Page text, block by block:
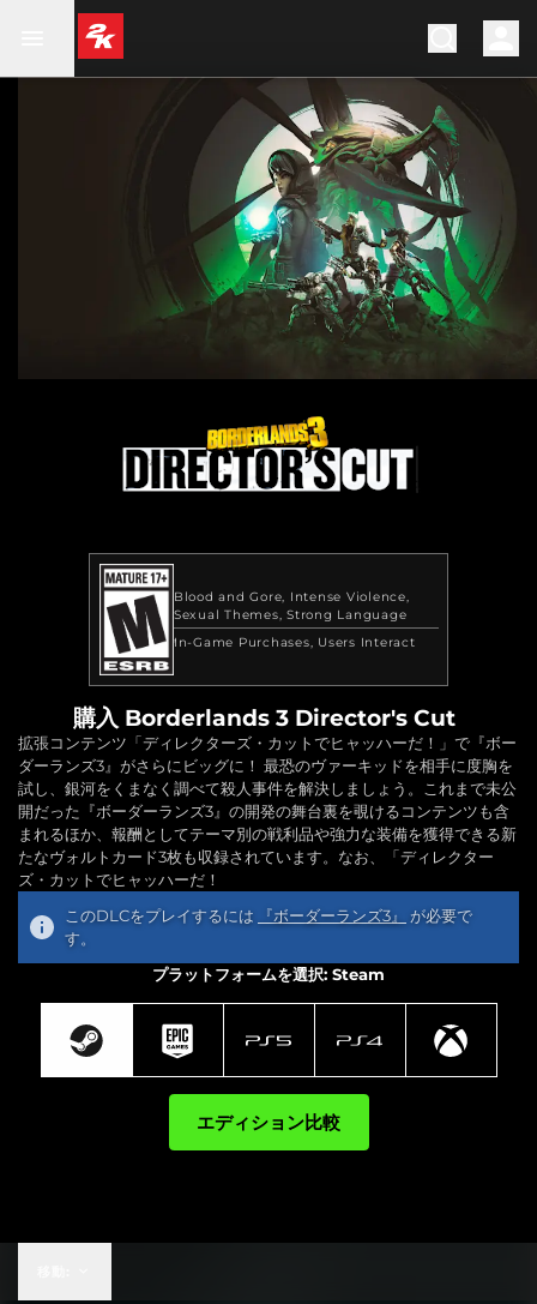
Blood and Gore Intense Violence
Sexual Themes Strong Language
In-Game Purchases
Users Interact
購入 Borderlands 3 Director's Cut
拡張コンテンツ「ディレクターズ・カットでヒャッハーだ！」で『ボー
ダーランズ3』がさらにビッグに！ 最恐のヴァーキッドを相手に度胸を
試し、銀河をくまなく調べて殺人事件を解決しましょう。これまで未公
開だった『ボーダーランズ3』の開発の舞台裏を覗けるコンテンツも含
まれるほか、報酬としてテーマ別の戦利品や強力な装備を獲得できる新
たなヴォルトカード3枚も収録されています。なお、「ディレクター
ズ・カットでヒャッハーだ！
このDLCをプレイするには
『ボーダーランズ3』
が必要で
す。
プラットフォームを選択: Steam
エディション比較